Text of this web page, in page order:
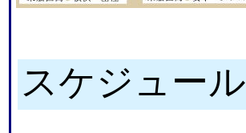
スケジュール